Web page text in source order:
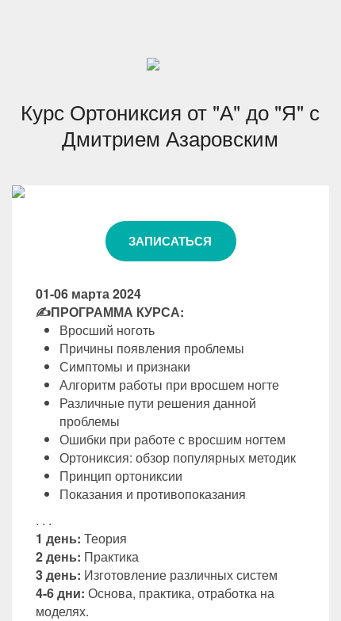
Курс Ортониксия от "А" до "Я" с
Дмитрием Азаровским
ЗАПИСАТЬСЯ
01-06 марта 2024
✍ПРОГРАММА КУРСА:
Вросший ноготь
Причины появления проблемы
Симптомы и признаки
Алгоритм работы при вросшем ногте
Различные пути решения данной
проблемы
Ошибки при работе с вросшим ногтем
Ортониксия: обзор популярных методик
Принцип ортониксии
Показания и противопоказания
. . .
1 день: Теория
2 день: Практика
3 день: Изготовление различных систем
4-6 дни: Основа, практика, отработка на
моделях.